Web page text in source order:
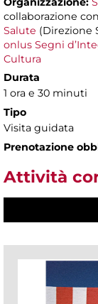
collaborazione
Salute (Direzione
onlus Segni
Cultura
Durata
1 ora e 30 minuti
Tipo
Visita guidata
Prenotazione
Attività